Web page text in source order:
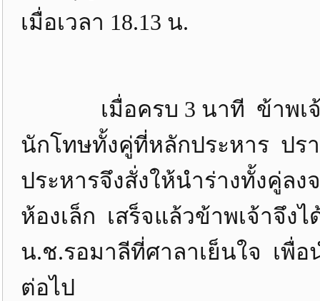
เมื่อเวลา 18.13 น.
เมื่อครบ 3 นาที ข้าพเจ้า
นักโทษทั้งคู่ที่หลักประหาร ปร
ประหารจึงสั่งให้นำร่างทั้งคู่ล
ห้องเล็ก เสร็จแล้วข้าพเจ้าจึง
น.ช.รอมาลีที่ศาลาเย็นใจ เพื่
ต่อไป